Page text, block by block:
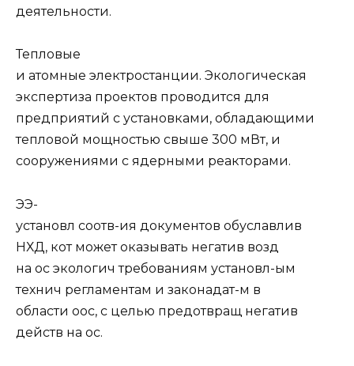
деятельности.
Тепловые
и атомные электростанции. Экологическая
экспертиза проектов проводится для
предприятий с установками, обладающими
тепловой мощностью свыше 300 мВт, и
сооружениями с ядерными реакторами.
ЭЭ-
установл соотв-ия документов обуславлив
НХД, кот может оказывать негатив возд
на ос экологич требованиям установл-ым
технич регламентам и законадат-м в
области оос, с целью предотвращ негатив
действ на ос.